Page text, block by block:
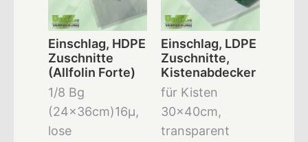
Einschlag, HDPE
Zuschnitte
(Allfolin Forte)
1/8 Bg
(24x36cm)16µ,
lose
Einschlag, LDPE
Zuschnitte,
Kistenabdecker
für Kisten
30x40cm,
transparent